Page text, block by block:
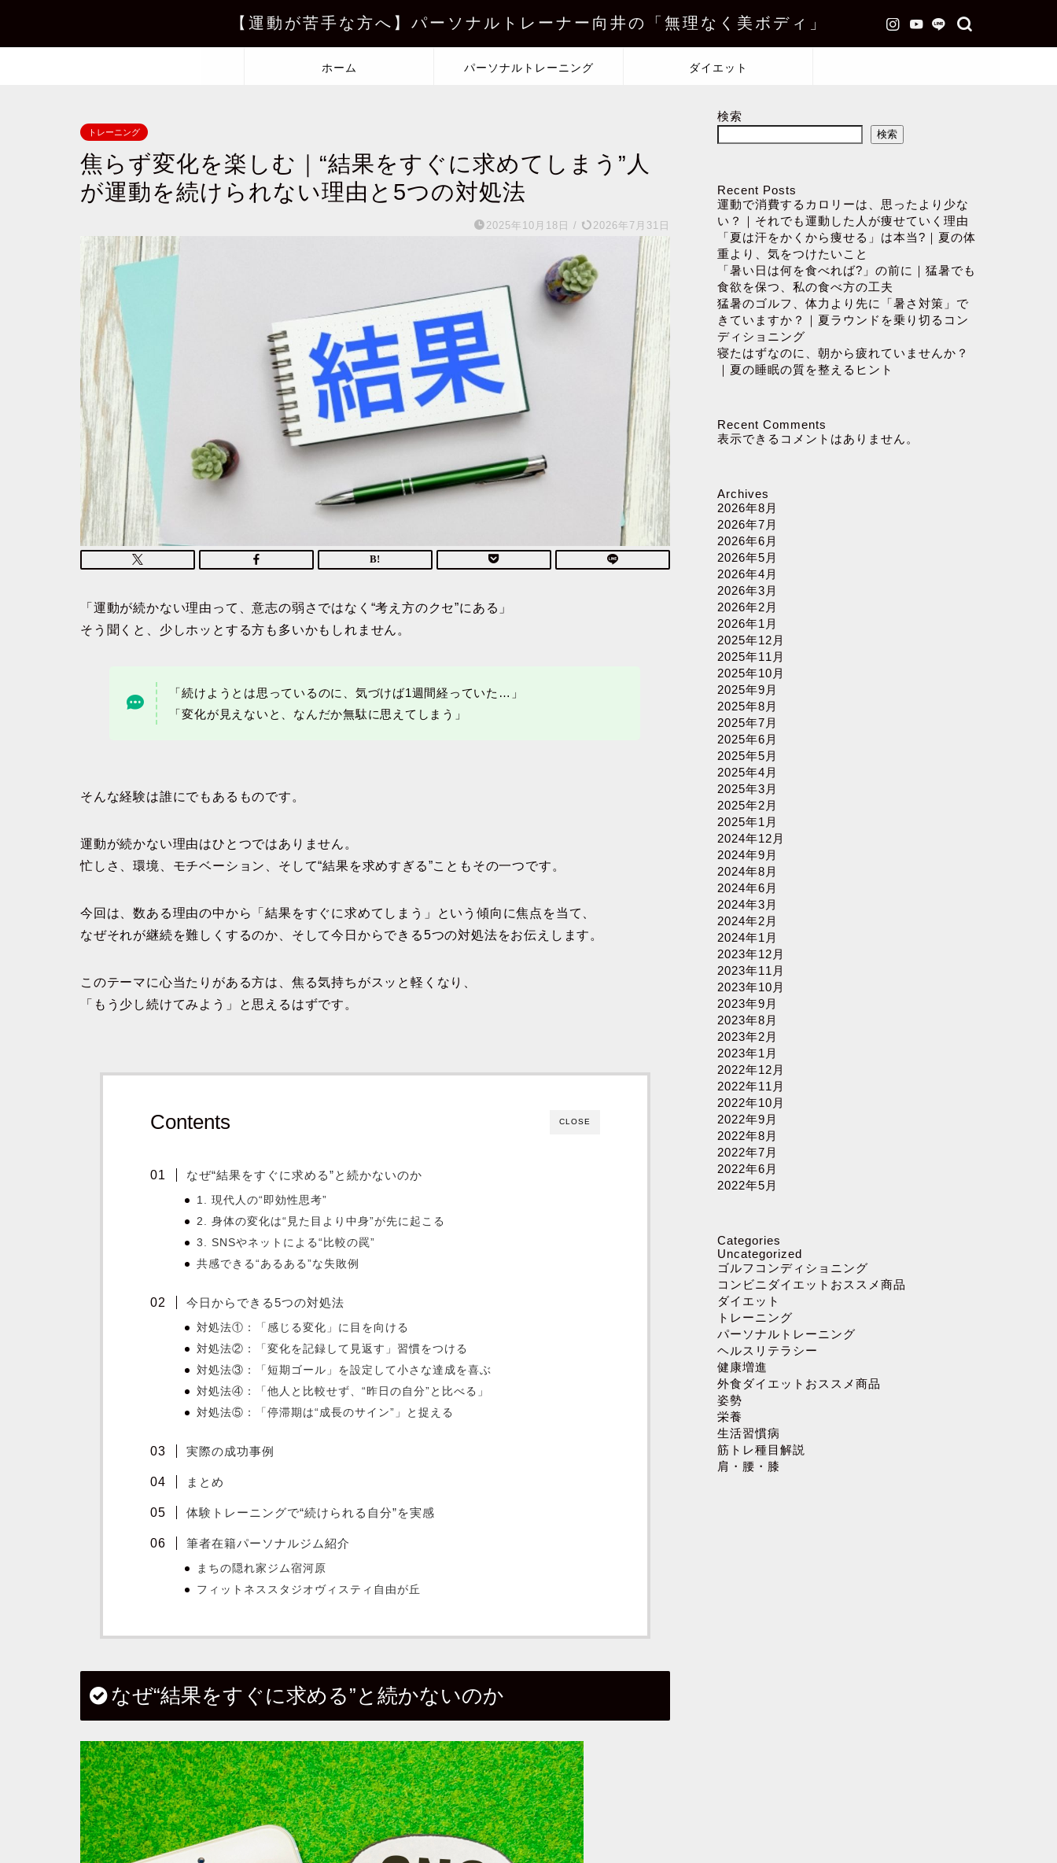
【運動が苦手な方へ】パーソナルトレーナー向井の「無理なく美ボディ」
ホーム パーソナルトレーニング ダイエット
トレーニング
焦らず変化を楽しむ｜“結果をすぐに求めてしまう”人
が運動を続けられない理由と5つの対処法
2025年10月18日 / 2026年7月31日
「運動が続かない理由って、意志の弱さではなく“考え方のクセ”にある」
そう聞くと、少しホッとする方も多いかもしれません。
「続けようとは思っているのに、気づけば1週間経っていた…」
「変化が見えないと、なんだか無駄に思えてしまう」
そんな経験は誰にでもあるものです。
運動が続かない理由はひとつではありません。
忙しさ、環境、モチベーション、そして“結果を求めすぎる”こともその一つです。
今回は、数ある理由の中から「結果をすぐに求めてしまう」という傾向に焦点を当て、
なぜそれが継続を難しくするのか、そして今日からできる5つの対処法をお伝えします。
このテーマに心当たりがある方は、焦る気持ちがスッと軽くなり、
「もう少し続けてみよう」と思えるはずです。
CLOSE
Contents
なぜ“結果をすぐに求める”と続かないのか
1. 現代人の“即効性思考”
2. 身体の変化は“見た目より中身”が先に起こる
3. SNSやネットによる“比較の罠”
共感できる“あるある”な失敗例
今日からできる5つの対処法
対処法①：「感じる変化」に目を向ける
対処法②：「変化を記録して見返す」習慣をつける
対処法③：「短期ゴール」を設定して小さな達成を喜ぶ
対処法④：「他人と比較せず、“昨日の自分”と比べる」
対処法⑤：「停滞期は“成長のサイン”」と捉える
実際の成功事例
まとめ
体験トレーニングで“続けられる自分”を実感
筆者在籍パーソナルジム紹介
まちの隠れ家ジム宿河原
フィットネススタジオヴィスティ自由が丘
なぜ“結果をすぐに求める”と続かないのか
検索
検索
Recent Posts
運動で消費するカロリーは、思ったより少な
い？｜それでも運動した人が痩せていく理由
「夏は汗をかくから痩せる」は本当?｜夏の体
重より、気をつけたいこと
「暑い日は何を食べれば?」の前に｜猛暑でも
食欲を保つ、私の食べ方の工夫
猛暑のゴルフ、体力より先に「暑さ対策」で
きていますか？｜夏ラウンドを乗り切るコン
ディショニング
寝たはずなのに、朝から疲れていませんか？
｜夏の睡眠の質を整えるヒント
Recent Comments
表示できるコメントはありません。
Archives
2026年8月
2026年7月
2026年6月
2026年5月
2026年4月
2026年3月
2026年2月
2026年1月
2025年12月
2025年11月
2025年10月
2025年9月
2025年8月
2025年7月
2025年6月
2025年5月
2025年4月
2025年3月
2025年2月
2025年1月
2024年12月
2024年9月
2024年8月
2024年6月
2024年3月
2024年2月
2024年1月
2023年12月
2023年11月
2023年10月
2023年9月
2023年8月
2023年2月
2023年1月
2022年12月
2022年11月
2022年10月
2022年9月
2022年8月
2022年7月
2022年6月
2022年5月
Categories
Uncategorized
ゴルフコンディショニング
コンビニダイエットおススメ商品
ダイエット
トレーニング
パーソナルトレーニング
ヘルスリテラシー
健康増進
外食ダイエットおススメ商品
姿勢
栄養
生活習慣病
筋トレ種目解説
肩・腰・膝